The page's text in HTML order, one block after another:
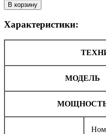
Характеристики:
МОДЕЛЬ